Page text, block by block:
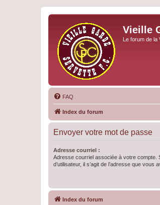
Vieille
Le forum de la
FAQ
Index du forum
Envoyer votre mot de passe
Adresse courriel :
Adresse courriel associée à votre compte.
d’utilisateur, il s’agit de l’adresse que
Index du forum